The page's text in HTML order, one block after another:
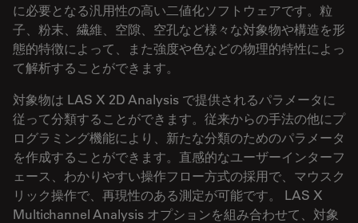
に必要となる汎用性の高い二値化ソフトウェアです。粒
子、粉末、繊維、空隙、空孔など様々な対象物や構造を形
態的特徴によって、また強度や色などの物理的特性によっ
て解析することができます。
対象物は LAS X 2D Analysis で提供されるパラメータに
従って分類することができます。従来からの手法の他にプ
ログラミング機能により、新たな分類のためのパラメータ
を作成することができます。直感的なユーザーインターフ
ェース、わかりやすい操作フロー方式の採用で、マウスク
リック操作で、再現性のある測定が可能です。 LAS X
Multichannel Analysis オプションを組み合わせて、対象